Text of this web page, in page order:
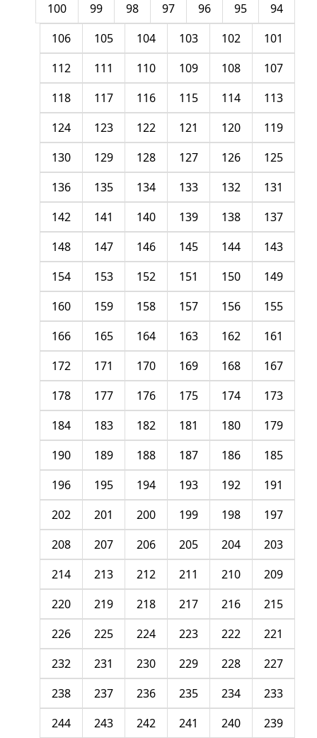
94
95
96
97
98
99
100
101
102
103
104
105
106
107
108
109
110
111
112
113
114
115
116
117
118
119
120
121
122
123
124
125
126
127
128
129
130
131
132
133
134
135
136
137
138
139
140
141
142
143
144
145
146
147
148
149
150
151
152
153
154
155
156
157
158
159
160
161
162
163
164
165
166
167
168
169
170
171
172
173
174
175
176
177
178
179
180
181
182
183
184
185
186
187
188
189
190
191
192
193
194
195
196
197
198
199
200
201
202
203
204
205
206
207
208
209
210
211
212
213
214
215
216
217
218
219
220
221
222
223
224
225
226
227
228
229
230
231
232
233
234
235
236
237
238
239
240
241
242
243
244